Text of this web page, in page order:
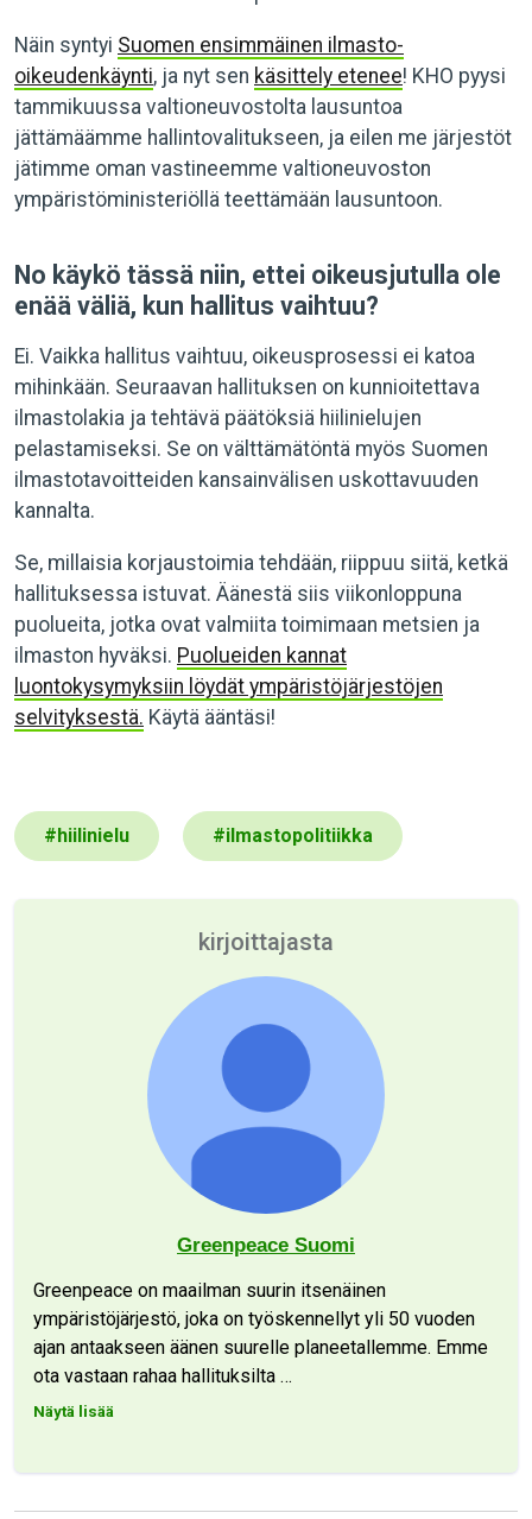
Näin syntyi Suomen ensimmäinen ilmasto-
oikeudenkäynti, ja nyt sen käsittely etenee! KHO pyysi
tammikuussa valtioneuvostolta lausuntoa
jättämäämme hallintovalitukseen, ja eilen me järjestöt
jätimme oman vastineemme valtioneuvoston
ympäristöministeriöllä teettämään lausuntoon.
No käykö tässä niin, ettei oikeusjutulla ole
enää väliä, kun hallitus vaihtuu?
Ei. Vaikka hallitus vaihtuu, oikeusprosessi ei katoa
mihinkään. Seuraavan hallituksen on kunnioitettava
ilmastolakia ja tehtävä päätöksiä hiilinielujen
pelastamiseksi. Se on välttämätöntä myös Suomen
ilmastotavoitteiden kansainvälisen uskottavuuden
kannalta.
Se, millaisia korjaustoimia tehdään, riippuu siitä, ketkä
hallituksessa istuvat. Äänestä siis viikonloppuna
puolueita, jotka ovat valmiita toimimaan metsien ja
ilmaston hyväksi. Puolueiden kannat
luontokysymyksiin löydät ympäristöjärjestöjen
selvityksestä. Käytä ääntäsi!
#hiilinielu #ilmastopolitiikka
kirjoittajasta
Greenpeace Suomi
Greenpeace on maailman suurin itsenäinen
ympäristöjärjestö, joka on työskennellyt yli 50 vuoden
ajan antaakseen äänen suurelle planeetallemme. Emme
ota vastaan rahaa hallituksilta …
Näytä lisää